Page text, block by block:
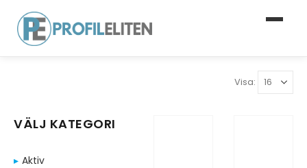
Visa:
VÄLJ KATEGORI
Aktiv